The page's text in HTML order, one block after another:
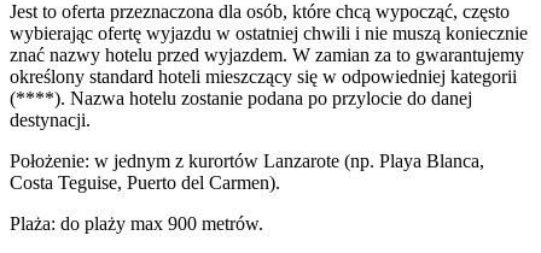
Jest to oferta przeznaczona dla osób, które chcą wypocząć, często
wybierając ofertę wyjazdu w ostatniej chwili i nie muszą koniecznie
znać nazwy hotelu przed wyjazdem. W zamian za to gwarantujemy
określony standard hoteli mieszczący się w odpowiedniej kategorii
(****). Nazwa hotelu zostanie podana po przylocie do danej
destynacji.
Położenie: w jednym z kurortów Lanzarote (np. Playa Blanca,
Costa Teguise, Puerto del Carmen).
Plaża: do plaży max 900 metrów.